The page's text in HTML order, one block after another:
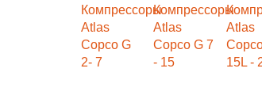
Компрессоры
Atlas
Copco G
2- 7
Компрессоры
Atlas
Copco G 7
- 15
Atlas
15L -